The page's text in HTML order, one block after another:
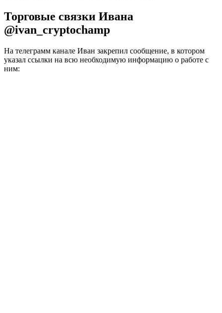
Торговые связки Ивана
@ivan_cryptochamp
На телеграмм канале Иван закрепил сообщение, в котором
указал ссылки на всю необходимую информацию о работе с
ним: